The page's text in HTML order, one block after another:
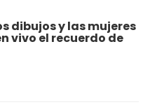
dibujos y las mujeres
vivo el recuerdo de